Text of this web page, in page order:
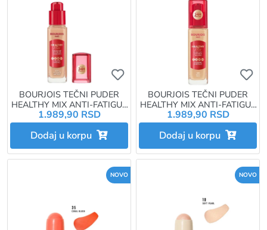
Ukoliko želite da dodate
BOURJOIS TEČNI PUDER
HEALTHY MIX ANTI-FATIGUE
30ML 52.5C ROSE BEIGE
1.989,90 RSD
Dodaj u korpu
BOURJOIS TEČNI PUDER
HEALTHY MIX ANTI-FATIGUE
30ML 52W VANILLA
1.989,90 RSD
Dodaj u korpu
NOVO NOVO